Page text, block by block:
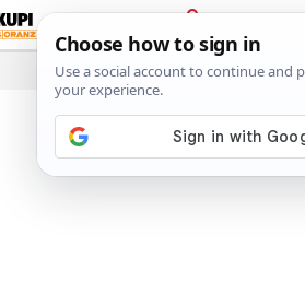
PRIJAVA